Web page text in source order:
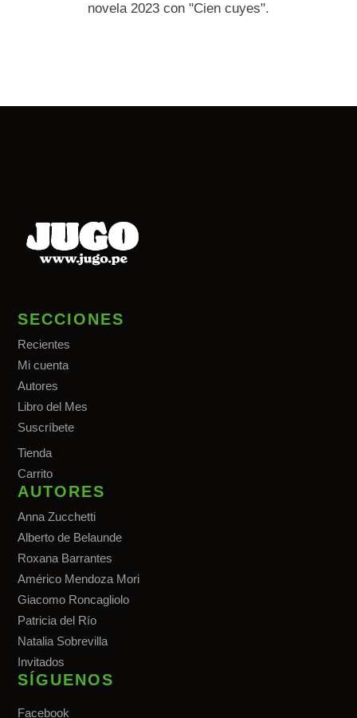
novela 2023 con "Cien cuyes".
SECCIONES
Recientes
Mi cuenta
Autores
Libro del Mes
Suscríbete
Tienda
Carrito
AUTORES
Anna Zucchetti
Alberto de Belaunde
Roxana Barrantes
Américo Mendoza Mori
Giacomo Roncagliolo
Patricia del Río
Natalia Sobrevilla
Invitados
SÍGUENOS
Facebook